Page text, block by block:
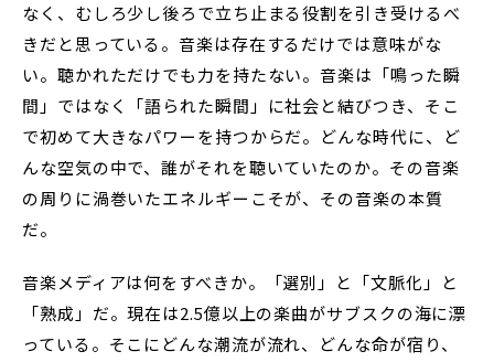
なく、むしろ少し後ろで立ち止まる役割を引き受けるべ
きだと思っている。音楽は存在するだけでは意味がな
い。聴かれただけでも力を持たない。音楽は「鳴った瞬
間」ではなく「語られた瞬間」に社会と結びつき、そこ
で初めて大きなパワーを持つからだ。どんな時代に、ど
んな空気の中で、誰がそれを聴いていたのか。その音楽
の周りに渦巻いたエネルギーこそが、その音楽の本質
だ。
音楽メディアは何をすべきか。「選別」と「文脈化」と
「熟成」だ。現在は2.5億以上の楽曲がサブスクの海に漂
っている。そこにどんな潮流が流れ、どんな命が宿り、